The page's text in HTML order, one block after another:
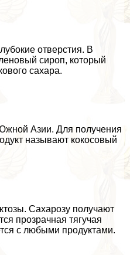
отверстия. В
сироп, который
сахара.
Азии. Для получения
называют кокосовый
Сахарозу получают
прозрачная тягучая
с любыми продуктами.